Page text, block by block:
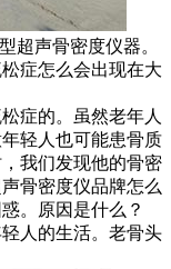
超声骨密度仪器。
症怎么会出现在大
症的。
虽然老年人
轻人也可能患骨质
我们发现他的骨密
骨密度仪品牌怎么
。原因是什么？
人的生活。老骨头